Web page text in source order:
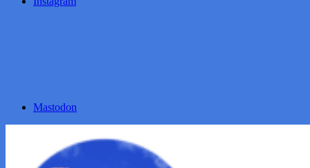
Mastodon